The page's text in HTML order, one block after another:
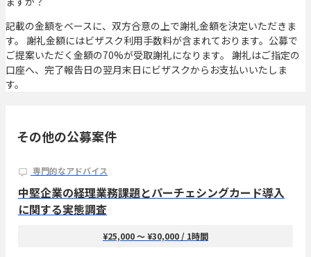
記載の金額をベースに、双方合意の上で謝礼金額を決定いただきま
す。 謝礼金額にはビザスク利用手数料が含まれております。公募で
ご提案いただく金額の70%が受取謝礼になります。 謝礼はご指定の
口座へ、完了報告日の翌月末日にビザスクからお支払いいたしま
す。
その他の公募案件
専門的なアドバイス
中堅企業の経理業務課題とパーチェシングカード導入
に関する実態調査
¥25,000 〜 ¥30,000 / 1時間